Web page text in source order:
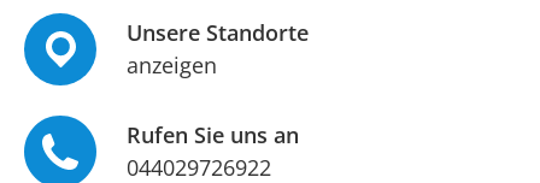
Unsere Standorte
anzeigen
Rufen Sie uns an
044029726922